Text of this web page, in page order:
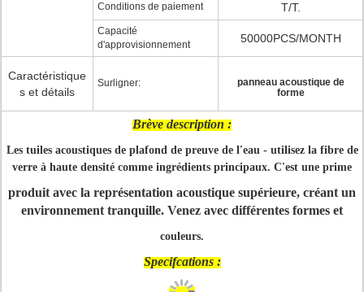
Conditions de paiement T/T.
Capacité
d'approvisionnement
50000PCS/MONTH
Caractéristique
s et détails
Surligner:
panneau acoustique de
forme
Brève description :
Les tuiles acoustiques de plafond de preuve de l'eau - utilisez la fibre de
verre à haute densité comme ingrédients principaux. C'est une prime
produit avec la représentation acoustique supérieure, créant un
environnement tranquille. Venez avec différentes formes et
couleurs.
Specifcations :